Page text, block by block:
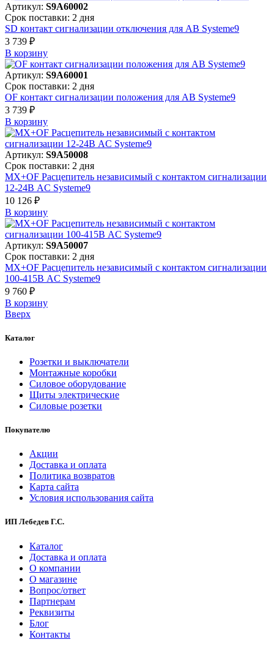
Артикул: S9A60002
Срок поставки: 2 дня
SD контакт сигнализации отключения для АВ Systeme9
3 739 ₽
В корзинy
Артикул: S9A60001
Срок поставки: 2 дня
OF контакт сигнализации положения для АВ Systeme9
3 739 ₽
В корзинy
Артикул: S9A50008
Срок поставки: 2 дня
MX+OF Расцепитель независимый с контактом сигнализации
12-24В AC Systeme9
10 126 ₽
В корзинy
Артикул: S9A50007
Срок поставки: 2 дня
MX+OF Расцепитель независимый с контактом сигнализации
100-415В AC Systeme9
9 760 ₽
В корзинy
Вверх
Каталог
Розетки и выключатели
Монтажные коробки
Силовое оборудование
Щиты электрические
Силовые розетки
Покупателю
Акции
Доставка и оплата
Политика возвратов
Карта сайта
Условия использования сайта
ИП Лебедев Г.С.
Каталог
Доставка и оплата
О компании
О магазине
Вопрос/ответ
Партнерам
Реквизиты
Блог
Контакты